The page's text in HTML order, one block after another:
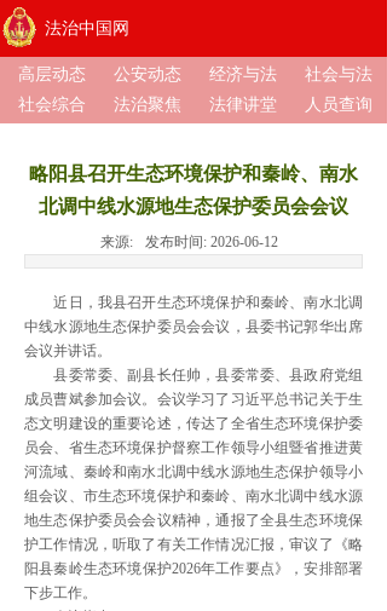
法治中国网
高层动态 公安动态 经济与法
社会与法
社会综合
法治聚焦 法律讲堂 人员查询
略阳县召开生态环境保护和秦岭、南水
北调中线水源地生态保护委员会会议
来源: 发布时间: 2026-06-12
近日，我县召开生态环境保护和秦岭、南水北调
中线水源地生态保护委员会会议，县委书记郭华出席
会议并讲话。
县委常委、副县长任帅，县委常委、县政府党组
成员曹斌参加会议。会议学习了习近平总书记关于生
态文明建设的重要论述，传达了全省生态环境保护委
员会、省生态环境保护督察工作领导小组暨省推进黄
河流域、秦岭和南水北调中线水源地生态保护领导小
组会议、市生态环境保护和秦岭、南水北调中线水源
地生态保护委员会会议精神，通报了全县生态环境保
护工作情况，听取了有关工作情况汇报，审议了《略
阳县秦岭生态环境保护2026年工作要点》，安排部署
下步工作。